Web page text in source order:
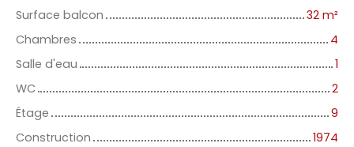
Surface balcon
32 m²
Chambres
4
Salle d'eau
1
WC
2
Étage
9
Construction
1974